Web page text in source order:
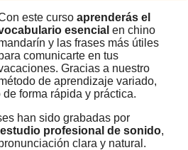
este curso aprenderás el
esencial en chino
y las frases más útiles
comunicarte en tus
Gracias a nuestro
de aprendizaje variado,
forma rápida y práctica.
han sido grabadas por
estudio profesional de sonido,
clara y natural.